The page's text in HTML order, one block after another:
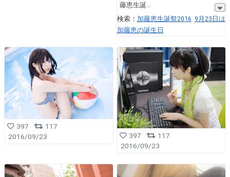
藤恵生誕
検索： 加藤恵生誕祭2016 9月23日は
加藤恵の誕生日
397
117
2016/09/23
397
117
2016/09/23